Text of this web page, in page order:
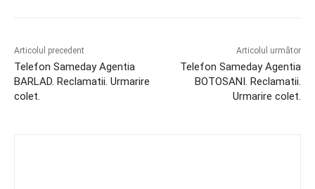
Articolul precedent
Telefon Sameday Agentia
BARLAD. Reclamatii. Urmarire
colet.
Articolul următor
Telefon Sameday Agentia
BOTOSANI. Reclamatii.
Urmarire colet.